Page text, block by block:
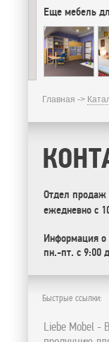
Еще мебель
Главная ->
Отдел продаж
ежедневно с
Информация о
пн.-пт. с 9:00
Быстрые ссылки:
Liebe Mobel -